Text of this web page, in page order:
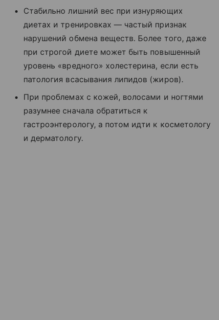
Стабильно лишний вес при изнуряющих
диетах и тренировках — частый признак
нарушений обмена веществ. Более того, даже
при строгой диете может быть повышенный
уровень «вредного» холестерина, если есть
патология всасывания липидов (жиров).
При проблемах с кожей, волосами и ногтями
разумнее сначала обратиться к
гастроэнтерологу, а потом идти к косметологу
и дерматологу.